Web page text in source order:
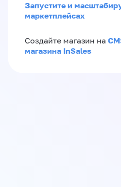
Запустите и
маркетплейсах
Создайте магазин на
магазина InSales